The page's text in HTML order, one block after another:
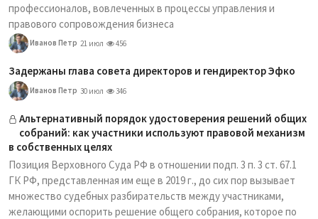
профессионалов, вовлеченных в процессы управления и
правового сопровождения бизнеса
Иванов Петр 21 июл 456
Задержаны глава совета директоров и гендиректор Эфко
Иванов Петр 30 июл 346
Альтернативный порядок удостоверения решений общих
собраний: как участники используют правовой механизм
в собственных целях
Позиция Верховного Суда РФ в отношении подп. 3 п. 3 ст. 67.1
ГК РФ, представленная им еще в 2019 г., до сих пор вызывает
множество судебных разбирательств между участниками,
желающими оспорить решение общего собрания, которое по